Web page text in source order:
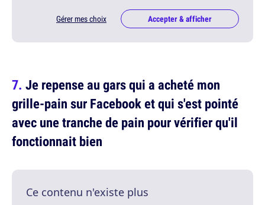
Gérer mes choix Accepter & afficher
Je repense au gars qui a acheté mon
grille-pain sur Facebook et qui s'est pointé
avec une tranche de pain pour vérifier qu'il
fonctionnait bien
Ce contenu n'existe plus